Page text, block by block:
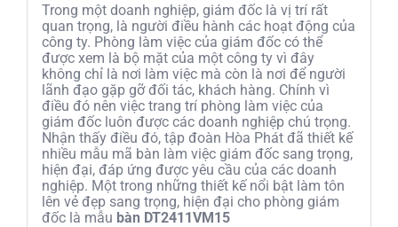
Trong một doanh nghiệp, giám đốc là vị trí rất
quan trọng, là người điều hành các hoạt động của
công ty. Phòng làm việc của giám đốc có thể
được xem là bộ mặt của một công ty vì đây
không chỉ là nơi làm việc mà còn là nơi để người
lãnh đạo gặp gỡ đối tác, khách hàng. Chính vì
điều đó nên việc trang trí phòng làm việc của
giám đốc luôn được các doanh nghiệp chú trọng.
Nhận thấy điều đó, tập đoàn Hòa Phát đã thiết kế
nhiều mẫu mã bàn làm việc giám đốc sang trọng,
hiện đại, đáp ứng được yêu cầu của các doanh
nghiệp. Một trong những thiết kế nổi bật làm tôn
lên vẻ đẹp sang trọng, hiện đại cho phòng giám
đốc là mẫu bàn DT2411VM15